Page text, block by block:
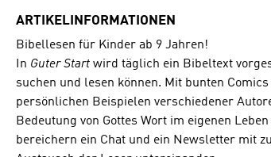
ARTIKELINFORMATIONEN
Bibellesen für Kinder ab 9 Jahren!
In Guter Start wird täglich ein Bibeltext
suchen und lesen können. Mit bunten
persönlichen Beispielen verschiedener
Bedeutung von Gottes Wort im eigenen
bereichern ein Chat und ein Newsletter mit